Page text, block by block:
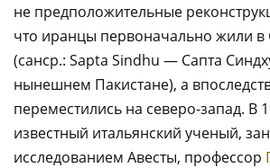
не предположительные
что иранцы первоначально жили
(санср.: Sapta Sindhu — Сапта
нынешнем Пакистане), а
переместились на северо-запад. В
известный итальянский ученый,
исследованием Авесты, профессор